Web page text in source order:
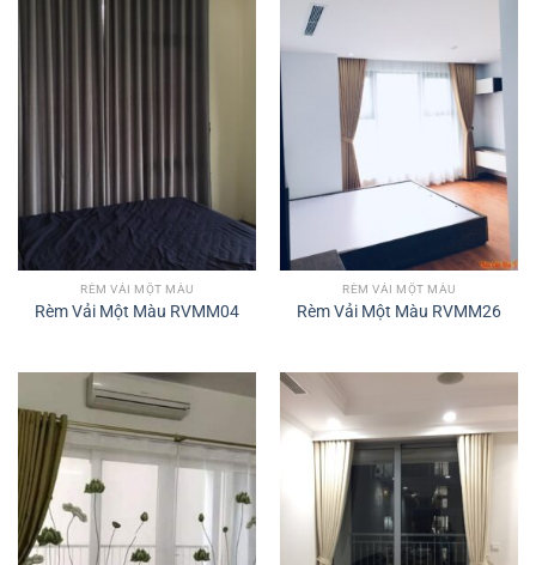
RÈM VẢI MỘT MÀU
Rèm Vải Một Màu RVMM04
RÈM VẢI MỘT MÀU
Rèm Vải Một Màu RVMM26